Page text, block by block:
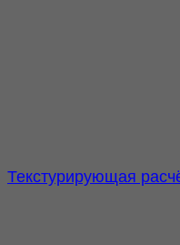
Текстурирующая